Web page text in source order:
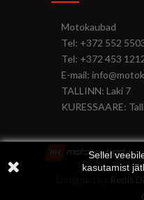
Motokaubad
Tel: +372 552
Tel: +372 453
E-mail:
TALLINN: Laki 7
KURESSAARE:
Sellel
kasutamist
Redis